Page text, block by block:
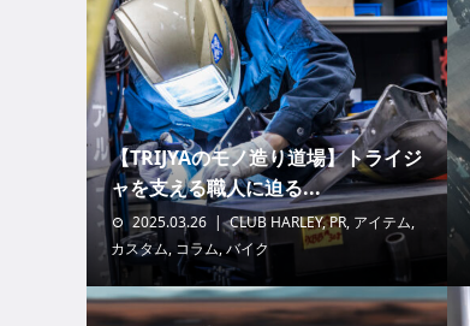
【TRIJYAのモノ造り道場】トライジ
ャを支える職人に迫る...
2025.03.26 CLUB HARLEY,PR, アイテム,
カスタム, コラム,バイク